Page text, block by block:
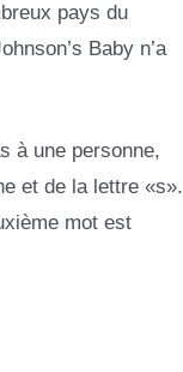
pays du
Baby n’a
à une personne,
et de la lettre «s».
mot est